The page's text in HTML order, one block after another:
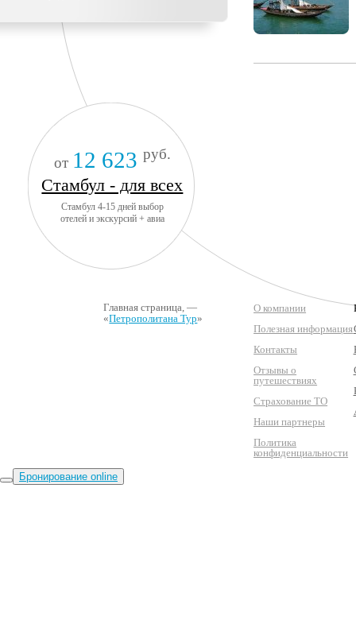
от 12 623 руб.
Стамбул - для всех
Стамбул 4-15 дней выбор
отелей и экскурсий + авиа
Главная страница, —
«Петрополитана Тур»
О компании
Полезная информация
Контакты
Отзывы о
путешествиях
Страхование ТО
Наши партнеры
Политика
конфиденциальности
Бронирование online